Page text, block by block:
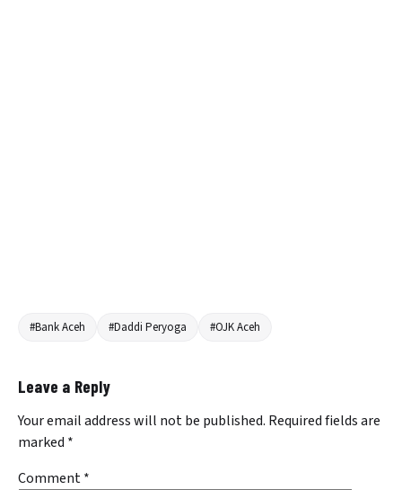
#Bank Aceh #Daddi Peryoga #OJK Aceh
Leave a Reply
Your email address will not be published. Required fields are
marked *
Comment*